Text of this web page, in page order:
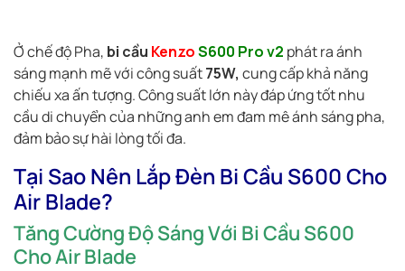
Ở chế độ Pha, bi cầu KenzoS600 Pro v2 phát ra ánh
sáng mạnh mẽ với công suất75W, cung cấp khả năng
chiếu xa ấn tượng. Công suất lớn này đáp ứng tốt nhu
cầu di chuyển của những anh em đam mê ánh sáng pha,
đảm bảo sự hài lòng tối đa.
Tại Sao Nên Lắp Đèn Bi Cầu S600 Cho
Air Blade?
Tăng Cường Độ Sáng Với Bi Cầu S600
Cho Air Blade